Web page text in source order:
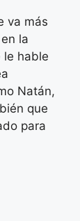
va más
la
le hable
Natán,
que
para